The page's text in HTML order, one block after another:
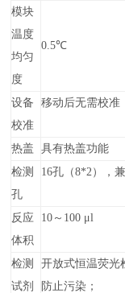
模块
温度
均匀
度
0.5℃
设备
校准
移动后无需校准
热盖
具有热盖功能
检测
孔
16孔（8*2），
反应
体积
10～100 μl
检测
试剂
开放式恒温荧光
防止污染；